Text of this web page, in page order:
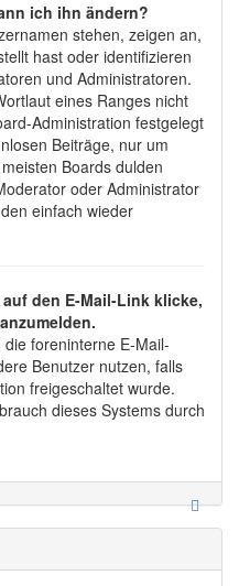
ich ihn ändern?
stehen, zeigen an,
hast oder identifizieren
und Administratoren.
eines Ranges nicht
Administration festgelegt
Beiträge, nur um
Boards dulden
oder Administrator
einfach wieder
den E-Mail-Link klicke,
foreninterne E-Mail-
Benutzer nutzen, falls
freigeschaltet wurde.
dieses Systems durch